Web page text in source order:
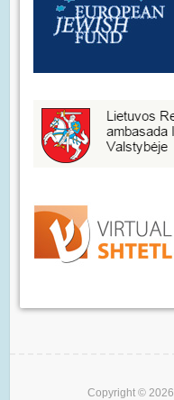
Copyright © 2026